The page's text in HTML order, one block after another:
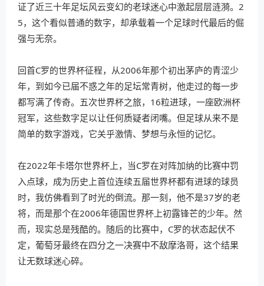
证了近三十年足坛风云变幻的老球迷心中激起层层涟漪。2
5，这个看似普通的数字，却承载着一个足球时代最后的倔
强与无奈。
回首C罗的世界杯征程，从2006年那个初出茅庐的青涩少
年，到如今已届不惑之年的足坛常青树，他走过的每一步
都写满了传奇。五次世界杯之旅，16粒进球，一座欧洲杯
冠军，这些数字足以让任何质疑者闭嘴。但足球从来不是
简单的数字游戏，它关乎激情、梦想与永恒的记忆。
在2022年卡塔尔世界杯上，当C罗在对阵加纳的比赛中罚
入点球，成为历史上首位连续五届世界杯都有进球的球员
时，我仿佛看到了时光的倒流。那一刻，他不是37岁的老
将，而是那个在2006年德国世界杯上初露锋芒的少年。然
而，现实总是残酷的。随后的比赛中，C罗的状态起伏不
定，葡萄牙最终在四分之一决赛中不敌摩洛哥，这个结果
让无数球迷心碎。